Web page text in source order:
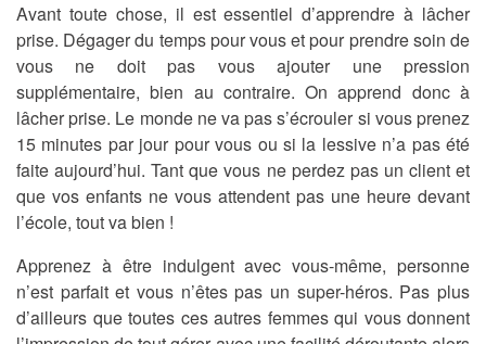
Avant toute chose, il est essentiel d’apprendre à lâcher
prise. Dégager du temps pour vous et pour prendre soin de
vous ne doit pas vous ajouter une pression
supplémentaire, bien au contraire. On apprend donc à
lâcher prise. Le monde ne va pas s’écrouler si vous prenez
15 minutes par jour pour vous ou si la lessive n’a pas été
faite aujourd’hui. Tant que vous ne perdez pas un client et
que vos enfants ne vous attendent pas une heure devant
l’école, tout va bien !
Apprenez à être indulgent avec vous-même, personne
n’est parfait et vous n’êtes pas un super-héros. Pas plus
d’ailleurs que toutes ces autres femmes qui vous donnent